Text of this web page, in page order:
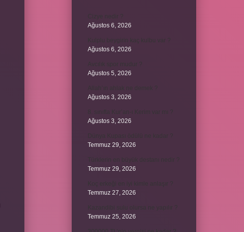
Ağustos 6, 2026
Kulplu beygirin kaç kulbu var ?
Ağustos 6, 2026
Ağustos 5, 2026
Ağustos 3, 2026
Ağustos 3, 2026
Temmuz 29, 2026
Temmuz 29, 2026
Temmuz 27, 2026
Temmuz 25, 2026